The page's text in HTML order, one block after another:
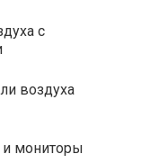
с
воздуха
и мониторы